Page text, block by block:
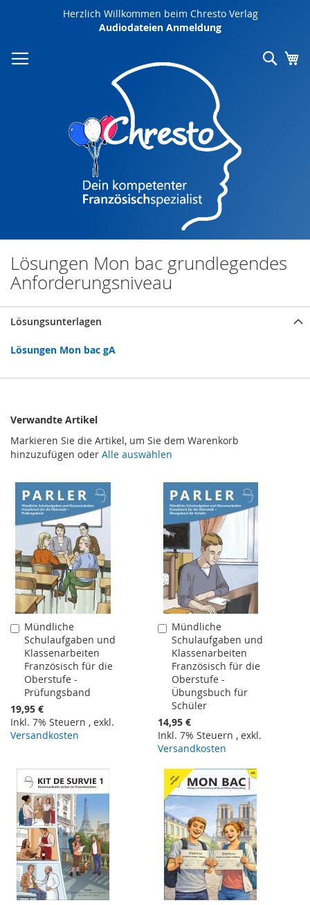
Herzlich Willkommen beim Chresto Verlag
Audiodateien Anmeldung
Lösungen Mon bac grundlegendes
Anforderungsniveau
Lösungsunterlagen
Lösungen Mon bac gA
Verwandte Artikel
Markieren Sie die Artikel, um Sie dem Warenkorb
hinzuzufügen oder Alle auswählen
Mündliche
Schulaufgaben und
Klassenarbeiten
Französisch für die
Oberstufe -
Prüfungsband
19,95 €
Inkl. 7% Steuern , exkl.
Versandkosten
In
den
Warenkorb
Mündliche
Schulaufgaben und
Klassenarbeiten
Französisch für die
Oberstufe -
Übungsbuch für
Schüler
14,95 €
Inkl. 7% Steuern ,exkl.
Versandkosten
In
den
Warenkorb